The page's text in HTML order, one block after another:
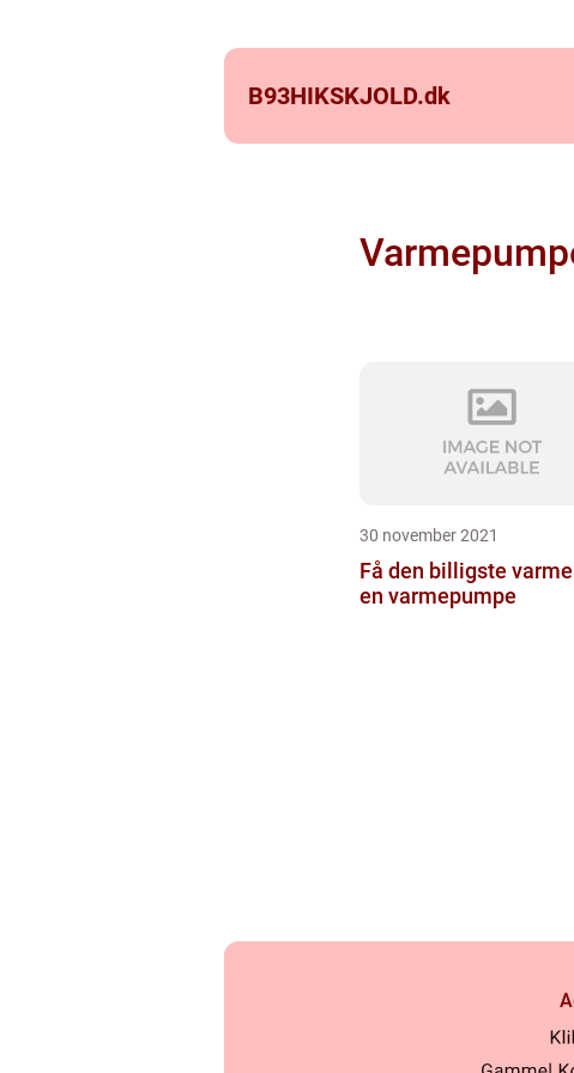
B93HIKSKJOLD.dk
30 november 2021
Få den billigste
en varmepumpe